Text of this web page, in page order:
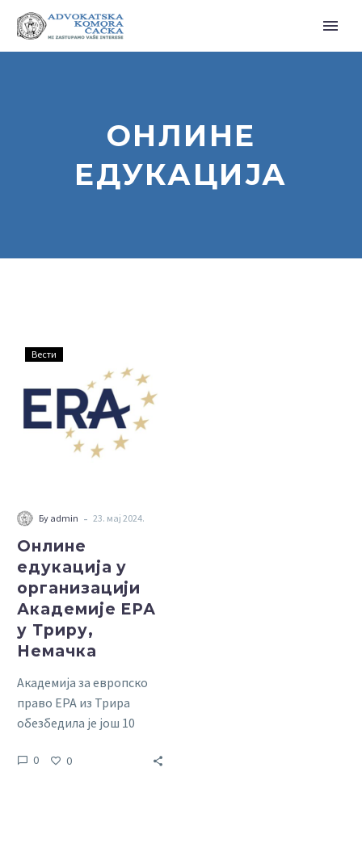
ОНЛИНЕ
ЕДУКАЦИЈА
едукација
у
организацији
Академије
ЕРА
Вести
Бy admin - 23. мај 2024.
Онлине
едукација у
организацији
Академије ЕРА
у Триру,
Немачка
Академија за европско
право ЕРА из Трира
обезбедила је још 10
онлине едукације које
0 0